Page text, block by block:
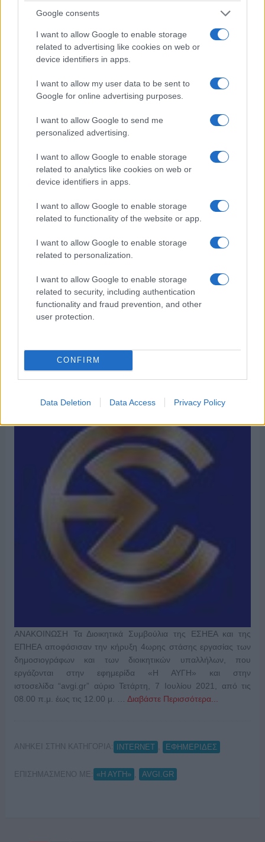
Google consents
I want to allow Google to enable storage
related to advertising like cookies on web or
device identifiers in apps.
I want to allow my user data to be sent to
Google for online advertising purposes.
I want to allow Google to send me
personalized advertising.
I want to allow Google to enable storage
related to analytics like cookies on web or
device identifiers in apps.
I want to allow Google to enable storage
related to functionality of the website or app.
I want to allow Google to enable storage
related to personalization.
I want to allow Google to enable storage
related to security, including authentication
functionality and fraud prevention, and other
user protection.
CONFIRM
Data Deletion Data Access Privacy Policy
ΑΝΑΚΟΙΝΩΣΗ Το Διοικητικό Συμβούλιο της ΕΣΗΕΑ αποφάσισε
την κήρυξη 4ωρης στάσης εργασίας τη Δευτέρα, 13
Δεκεμβρίου, από τις 11.00’ έως τις 15.00’, για όλους τους
δημοσιογράφους που εργάζονται στην εφημερίδα «ΑΥΓΗ» και
στην ιστοσελίδα «avgi.gr», προκειμένου να διεξαχθεί
συνέλευσή τους για κρίσιμα …
INTERNET ΑΝΑΚΟΙΝΩΣΕΙΣ
“Αυγή” και στο avgi.gr
ΑΝΑΚΟΙΝΩΣΗ Τα Διοικητικά Συμβούλια της ΕΣΗΕΑ και της
ΕΠΗΕΑ αποφάσισαν την κήρυξη 4ωρης στάσης εργασίας των
δημοσιογράφων και των διοικητικών υπαλλήλων, που
εργάζονται στην εφημερίδα «Η ΑΥΓΗ» και στην
ιστοσελίδα “avgi.gr” αύριο Τετάρτη, 7 Ιουλίου 2021, από τις
08.00 π.μ. έως τις 12.00 μ. … Διαβάστε Περισσότερα...
ΑΝΗΚΕΙ ΣΤΗΝ ΚΑΤΗΓΟΡΙΑ: INTERNET ΕΦΗΜΕΡΙΔΕΣ
ΕΠΙΣΗΜΑΣΜΕΝΟ ΜΕ: «Η ΑΥΓΗ» AVGI.GR